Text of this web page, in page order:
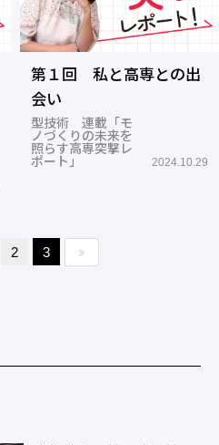
第１回 私と高専との出
会い
型技術 連載「モ
ノづくりの未来を
照らす高専突撃レ
ポート」
2024.10.29
2 3